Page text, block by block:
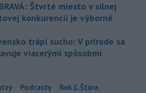
Štvrté miesto v silnej
konkurencii je výborné
trápi sucho: V prírode sa
viacerými spôsobmi
Podcasty Rok Ľ.Štúra